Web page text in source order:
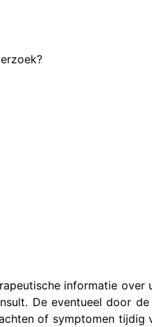
informatie over
De eventueel door
of symptomen tijdig